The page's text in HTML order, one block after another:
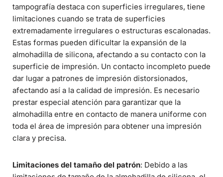
tampografía destaca con superficies irregulares, tiene
limitaciones cuando se trata de superficies
extremadamente irregulares o estructuras escalonadas.
Estas formas pueden dificultar la expansión de la
almohadilla de silicona, afectando a su contacto con la
superficie de impresión. Un contacto incompleto puede
dar lugar a patrones de impresión distorsionados,
afectando así a la calidad de impresión. Es necesario
prestar especial atención para garantizar que la
almohadilla entre en contacto de manera uniforme con
toda el área de impresión para obtener una impresión
clara y precisa.
Limitaciones del tamaño del patrón: Debido a las